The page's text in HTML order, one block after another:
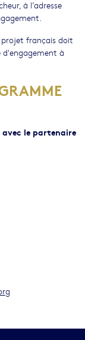
à l’adresse
projet français doit
à
le partenaire